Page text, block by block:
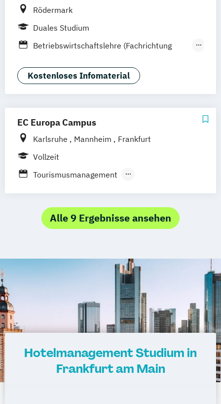
Rödermark
Duales Studium
Betriebswirtschaftslehre (Fachrichtung
Online-Perspektivabend
Open Campus mit großer
Kostenloses Infomaterial
EC Europa Campus
Karlsruhe Mannheim
Frankfurt
Vollzeit
Tourismusmanagement
Alle 9 Ergebnisse ansehen
Hotelmanagement Studium in
Frankfurt am Main